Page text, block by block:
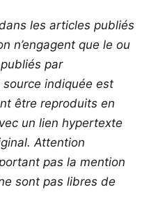
les articles publiés
n’engagent que le ou
par
source indiquée est
être reproduits en
un lien hypertexte
Attention
pas la mention
sont pas libres de